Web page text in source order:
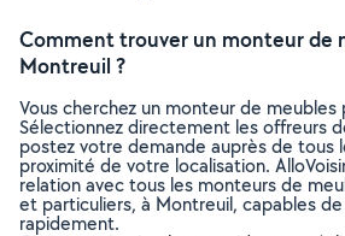
Comment trouver un monteur de
Montreuil ?
Vous cherchez un monteur de meubles
Sélectionnez directement les offreurs
postez votre demande auprès de tous
proximité de votre localisation.
relation avec tous les monteurs de
et particuliers, à Montreuil, capables
rapidement.